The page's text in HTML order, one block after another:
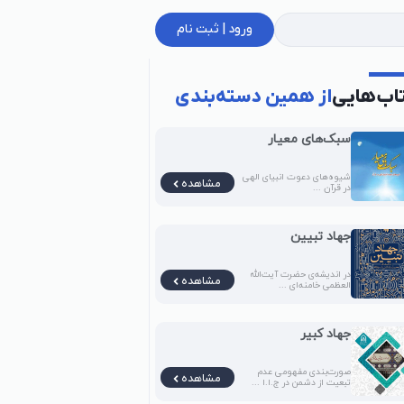
ورود | ثبت نام
از همین دسته‌بندی
سبک‌های معیار
شیوه‌های دعوت انبیای الهی
در قرآن ...
مشاهده
جهاد تبیین
در اندیشه‌ی حضرت آیت‌الله
العظمی خامنه‌ای ...
مشاهده
جهاد کبیر
صورت‌بندی مفهومی عدم
تبعیت از دشمن در ج.ا.ا ...
مشاهده